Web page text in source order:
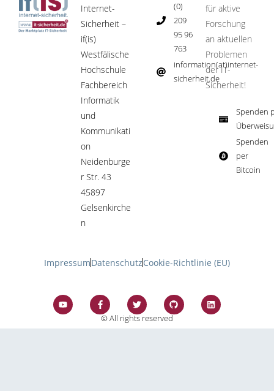
Internet-
Sicherheit –
if(is)
Westfälische
Hochschule
Fachbereich
Informatik
und
Kommunikati
on
Neidenburge
r Str. 43
45897
Gelsenkirche
n
(0)
209
95 96
763
information(at)internet-
sicherheit.de ​
für aktive
Forschung
an aktuellen
Problemen
der IT-
Sicherheit!​
Spenden
Spenden
per
Bitcoin​
ImpressumDatenschutzCookie-Richtlinie (EU)
© All rights reserved